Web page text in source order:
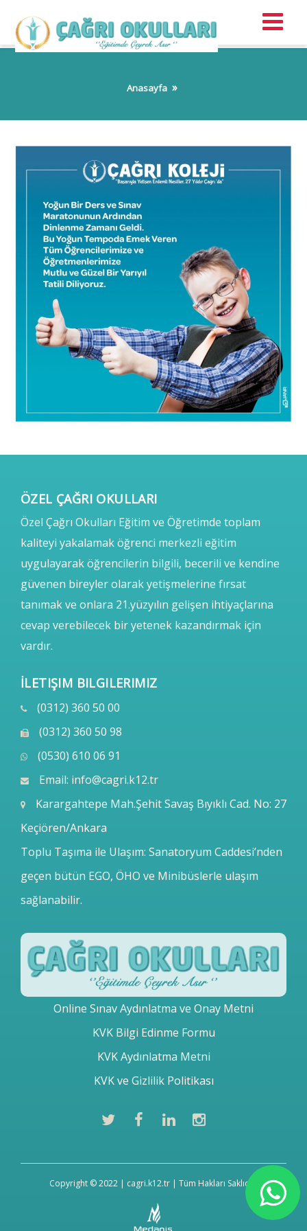
Anasayfa
ÖZEL ÇAĞRI OKULLARI
Özel Çağrı Okulları Eğitim ve Öğretimde toplam
kaliteyi yakalamak öğrenci merkezli eğitim
uygulayarak öğrencilerin bilgili, becerili ve kendine
güvenen bireyler olarak yetişmelerine fırsat
tanımak ve onlara 21.yüzyılın gelişen ihtiyaçlarına
cevap verebilecek bir yetenek kazandırmak için
vardır.
İLETIŞIM BILGILERIMIZ
(0312) 360 50 00
(0312) 360 50 98
(0530) 610 06 91
Email: info@cagri.k12.tr
Karargahtepe Mah.Şehit Savaş Bıyıklı Cad. No: 27
Keçiören/Ankara
Toplu Taşıma ile Ulaşım: Sanatoryum Caddesi’nden
geçen bütün EGO, ÖHO ve Minibüslerle ulaşım
sağlanabilir.
Online Sınav Aydınlatma ve Onay Metni
KVK Bilgi Edinme Formu
KVK Aydınlatma Metni
KVK ve Gizlilik Politikası
Copyright © 2022 | cagri.k12.tr | Tüm Hakları Saklıdır.